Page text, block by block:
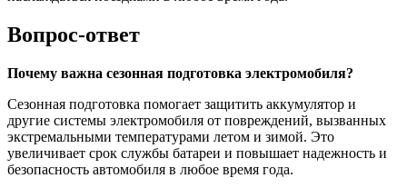
Вопрос-ответ
Почему важна сезонная подготовка электромобиля?
Сезонная подготовка помогает защитить аккумулятор и
другие системы электромобиля от повреждений, вызванных
экстремальными температурами летом и зимой. Это
увеличивает срок службы батареи и повышает надежность и
безопасность автомобиля в любое время года.